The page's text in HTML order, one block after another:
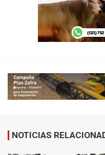
NOTICIAS